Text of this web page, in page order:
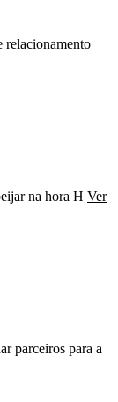
relacionamento
na hora H Ver
parceiros para a